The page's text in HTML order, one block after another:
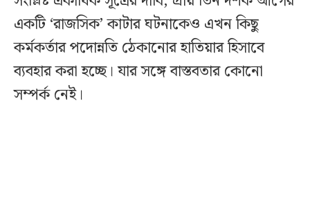
একটি ‘রাজসিক’ কাটার ঘটনাকেও এখন কিছু
কর্মকর্তার পদোন্নতি ঠেকানোর হাতিয়ার হিসাবে
ব্যবহার করা হচ্ছে। যার সঙ্গে বাস্তবতার কোনো
সম্পর্ক নেই।